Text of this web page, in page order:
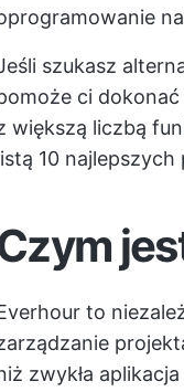
szukasz
ci
większą liczbą
10
to
zwykła